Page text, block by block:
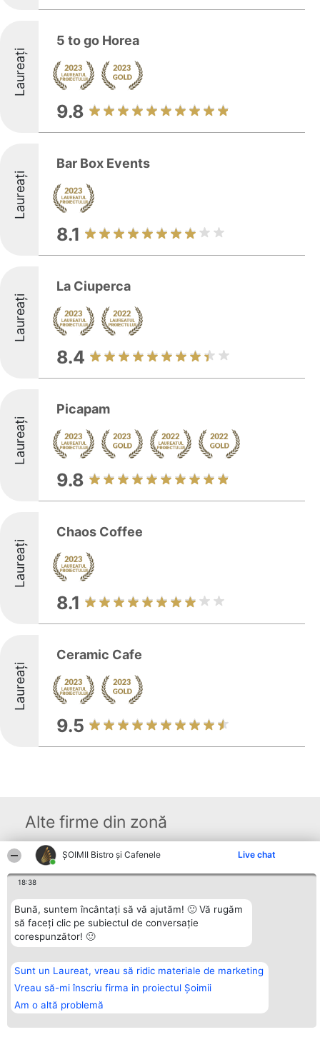
ȘOIMII Bistro și Cafenele Live chat
18:38
Bună, suntem încântați să vă ajutăm! 🙂 Vă rugăm
să faceți clic pe subiectul de conversație
corespunzător! 🙂
Sunt un Laureat, vreau să ridic materiale de marketing
Vreau să-mi înscriu firma in proiectul Șoimii
Am o altă problemă
Laureați
5 to go Horea
9.8
Laureați
Bar Box Events
8.1
Laureați
La Ciuperca
8.4
Laureați
Picapam
9.8
Laureați
Chaos Coffee
8.1
Laureați
Ceramic Cafe
9.5
Alte firme din zonă
BRIGHT SOLUTIONS BR SRL
Sc. A Et. 4 Ap. 13 Cod 061952
București
CUI 36737675
tel: +40 770 990 492
Laureaților
Reguli
Statut